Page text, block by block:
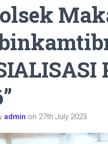
admin on 27th July 2023